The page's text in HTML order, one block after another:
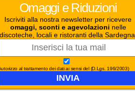
Omaggi e Riduzioni
Iscriviti alla nostra newsletter per ricevere
omaggi, sconti e agevolazioni nelle
discoteche, locali e ristoranti della Sardegna.
al trattamento dei dati ai sensi del (D.Lgs. 196/2003)